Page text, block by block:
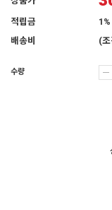
적립금
1%
배송비
(
수량